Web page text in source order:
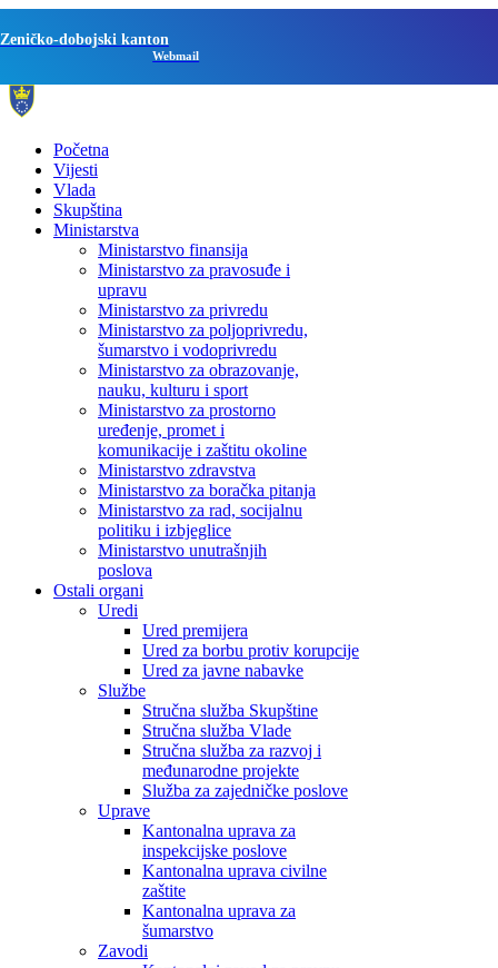
Zeničko-dobojski kanton
Webmail
Početna
Vijesti
Vlada
Skupština
Ministarstva
Ministarstvo finansija
Ministarstvo za pravosuđe i
upravu
Ministarstvo za privredu
Ministarstvo za poljoprivredu,
šumarstvo i vodoprivredu
Ministarstvo za obrazovanje,
nauku, kulturu i sport
Ministarstvo za prostorno
uređenje, promet i
komunikacije i zaštitu okoline
Ministarstvo zdravstva
Ministarstvo za boračka pitanja
Ministarstvo za rad, socijalnu
politiku i izbjeglice
Ministarstvo unutrašnjih
poslova
Ostali organi
Uredi
Ured premijera
Ured za borbu protiv korupcije
Ured za javne nabavke
Službe
Stručna služba Skupštine
Stručna služba Vlade
Stručna služba za razvoj i
međunarodne projekte
Služba za zajedničke poslove
Uprave
Kantonalna uprava za
inspekcijske poslove
Kantonalna uprava civilne
zaštite
Kantonalna uprava za
šumarstvo
Zavodi